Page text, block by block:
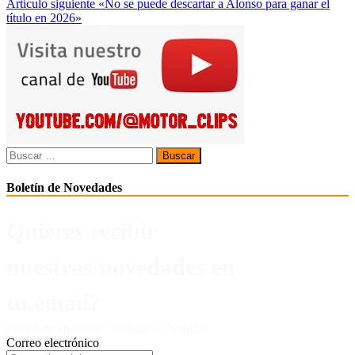
entradas
Artículo siguiente «No se puede descartar a Alonso para ganar el
título en 2026»
Buscar:
Boletín de Novedades
Correo electrónico